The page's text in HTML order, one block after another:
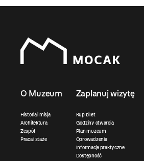
O Muzeum
Historia i misja
Architektura
Zespół
Praca i staże
Zaplanuj wizytę
Kup bilet
Godziny otwarcia
Plan muzeum
Oprowadzenia
Informacje praktyczne
Dostępność